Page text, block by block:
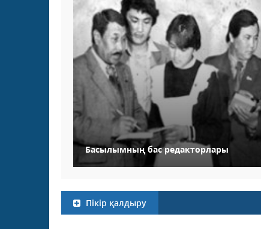
Басылымның бас редакторлары
Пікір қалдыру